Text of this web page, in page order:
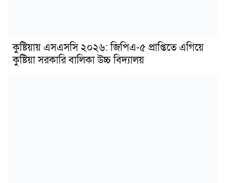
কুষ্টিয়ায় এসএসসি ২০২৬: জিপিএ-৫ প্রাপ্তিতে এগিয়ে
কুষ্টিয়া সরকারি বালিকা উচ্চ বিদ্যালয়